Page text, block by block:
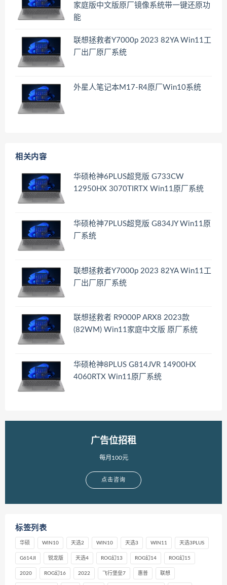
家庭版中文版原厂镜像系统带一键还原功
能
联想拯救者Y7000p 2023 82YA Win11工
厂出厂原厂系统
外星人笔记本M17-R4原厂Win10系统
相关内容
华硕枪神6PLUS超竞版 G733CW
12950HX 3070TIRTX Win11原厂系统
华硕枪神7PLUS超竞版 G834JY Win11原
厂系统
联想拯救者Y7000p 2023 82YA Win11工
厂出厂原厂系统
联想拯救者 R9000P ARX8 2023款
(82WM) Win11家庭中文版 原厂系统
华硕枪神8PLUS G814JVR 14900HX
4060RTX Win11原厂系统
广告位招租
每月100元
点击咨询
标签列表
华硕 WIN10 天选2 WIN10 天选3 WIN11 天选3PLUS
G614JI 锐龙版 天选4 ROG幻13 ROG幻14 ROG幻15
2020 ROG幻16 2022 飞行堡垒7 惠普 联想